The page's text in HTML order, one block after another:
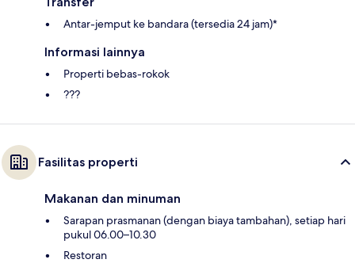
Antar-jemput ke bandara (tersedia 24 jam)*
Informasi lainnya
Properti bebas-rokok
???
Fasilitas properti
Makanan dan minuman
Sarapan prasmanan (dengan biaya tambahan), setiap hari
pukul 06.00–10.30
Restoran